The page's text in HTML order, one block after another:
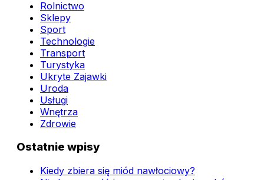
Rolnictwo
Sklepy
Sport
Technologie
Transport
Turystyka
Ukryte Zajawki
Uroda
Usługi
Wnętrza
Zdrowie
Ostatnie wpisy
Kiedy zbiera się miód nawłociowy?